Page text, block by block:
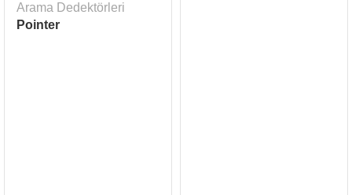
Arama Dedektörleri
Pointer